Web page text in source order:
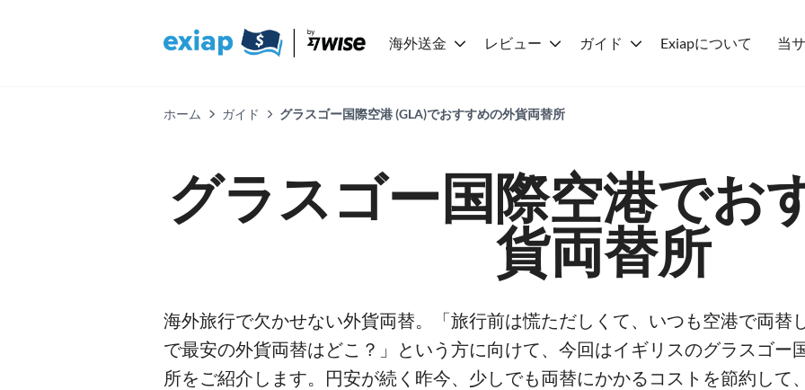
海外送金 レビュー ガイド Exiapについて 当
ホーム ガイド グラスゴー国際空港 (GLA)でおすすめの外貨両替所
グラスゴー国際空港でお
貨両替所
海外旅行で欠かせない外貨両替。「旅行前は慌ただしくて、いつも空港で両替
で最安の外貨両替はどこ？」という方に向けて、今回はイギリスのグラスゴー
所をご紹介します。円安が続く昨今、少しでも両替にかかるコストを節約して